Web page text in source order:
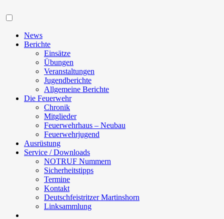
News
Berichte
Einsätze
Übungen
Veranstaltungen
Jugendberichte
Allgemeine Berichte
Die Feuerwehr
Chronik
Mitglieder
Feuerwehrhaus – Neubau
Feuerwehrjugend
Ausrüstung
Service / Downloads
NOTRUF Nummern
Sicherheitstipps
Termine
Kontakt
Deutschfeistritzer Martinshorn
Linksammlung